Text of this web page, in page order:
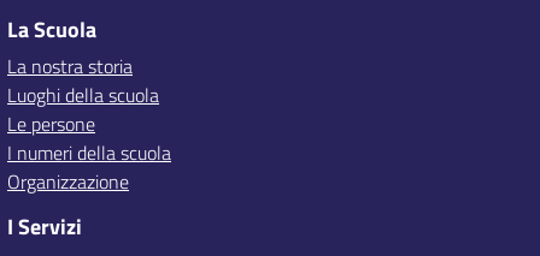
La Scuola
La nostra storia
Luoghi della scuola
Le persone
I numeri della scuola
Organizzazione
I Servizi